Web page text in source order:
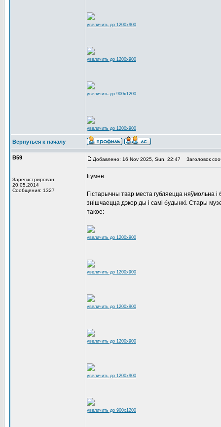
увеличить до 1200x900
увеличить до 1200x900
увеличить до 900x1200
увеличить до 1200x900
Вернуться к началу
В59
Зарегистрирован:
20.05.2014
Сообщения: 1327
Добавлено: 16 Nov 2025, Sun, 22:47 Заголовок
Ігумен.
Гістарычны твар места губляецца няўмольна
знішчаецца дэкор ды і самі будынкі. Стары
такое:
увеличить до 1200x900
увеличить до 1200x900
увеличить до 1200x900
увеличить до 1200x900
увеличить до 1200x900
увеличить до 900x1200